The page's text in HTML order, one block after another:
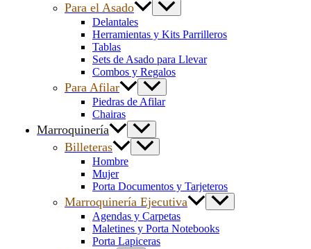
Para el Asado
Delantales
Herramientas y Kits Parrilleros
Tablas
Sets de Asado para Llevar
Combos y Regalos
Para Afilar
Piedras de Afilar
Chairas
Marroquinería
Billeteras
Hombre
Mujer
Porta Documentos y Tarjeteros
Marroquinería Ejecutiva
Agendas y Carpetas
Maletines y Porta Notebooks
Porta Lapiceras